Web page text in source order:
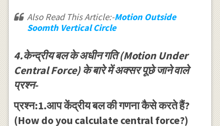
Also Read This Article:-Motion Outside
Soomth Vertical Circle
4.केन्द्रीय बल के अधीन गति (Motion Under
Central Force) के बारे में अक्सर पूछे जाने वाले
प्रश्न-
प्रश्न:1.आप केंद्रीय बल की गणना कैसे करते हैं?
(How do you calculate central force?)